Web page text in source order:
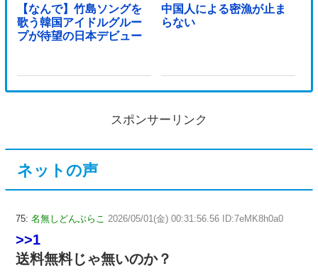
【なんで】竹島ソングを
歌う韓国アイドルグルー
プが待望の日本デビュー
中国人による密漁が止ま
らない
スポンサーリンク
ネットの声
75: 名無しどんぶらこ 2026/05/01(金) 00:31:56.56 ID:7eMK8h0a0
>>1
送料無料じゃ無いのか？